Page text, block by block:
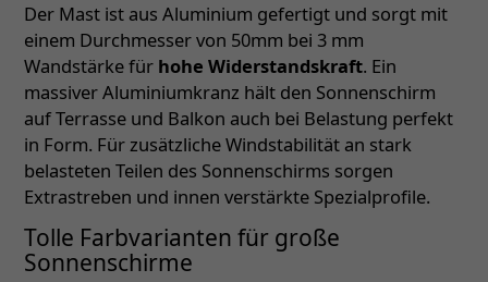
Der Mast ist aus Aluminium gefertigt und sorgt mit
einem Durchmesser von 50mm bei 3 mm
Wandstärke für hohe Widerstandskraft. Ein
massiver Aluminiumkranz hält den Sonnenschirm
auf Terrasse und Balkon auch bei Belastung perfekt
in Form. Für zusätzliche Windstabilität an stark
belasteten Teilen des Sonnenschirms sorgen
Extrastreben und innen verstärkte Spezialprofile.
Tolle Farbvarianten für große
Sonnenschirme